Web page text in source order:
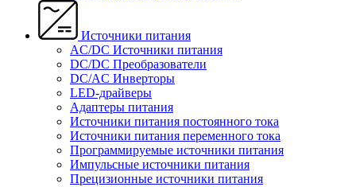
Источники питания
AC/DC Источники питания
DC/DC Преобразователи
DC/AC Инверторы
LED-драйверы
Адаптеры питания
Источники питания постоянного тока
Источники питания переменного тока
Программируемые источники питания
Импульсные источники питания
Прецизионные источники питания